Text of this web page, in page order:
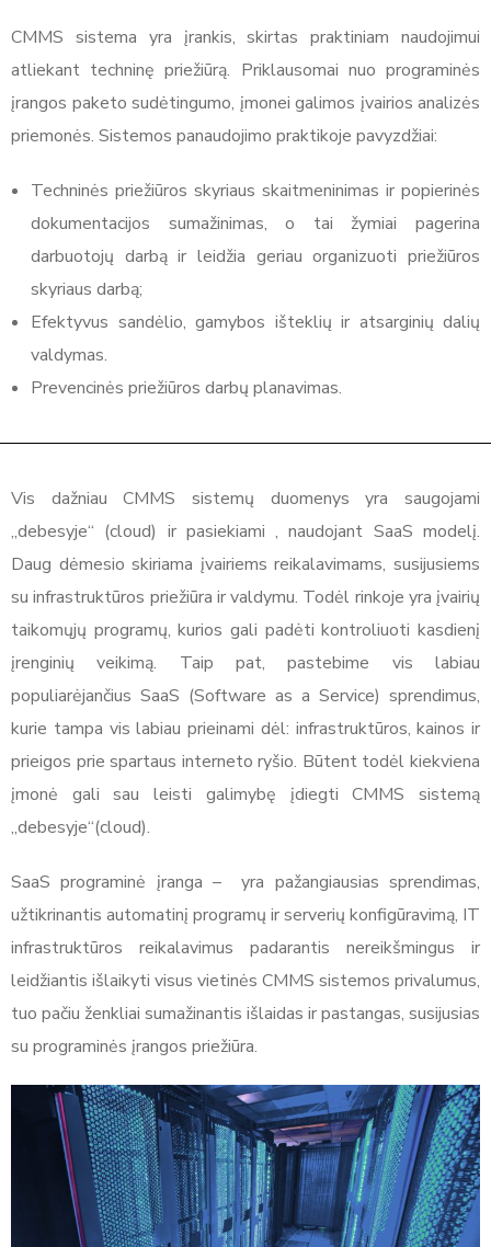
CMMS sistema yra įrankis, skirtas praktiniam naudojimui
atliekant techninę priežiūrą. Priklausomai nuo programinės
įrangos paketo sudėtingumo, įmonei galimos įvairios analizės
priemonės. Sistemos panaudojimo praktikoje pavyzdžiai:
Techninės priežiūros skyriaus skaitmeninimas ir popierinės
dokumentacijos sumažinimas, o tai žymiai pagerina
darbuotojų darbą ir leidžia geriau organizuoti priežiūros
skyriaus darbą;
Efektyvus sandėlio, gamybos išteklių ir atsarginių dalių
valdymas.
Prevencinės priežiūros darbų planavimas.
Vis dažniau CMMS sistemų duomenys yra saugojami
„debesyje“ (cloud) ir pasiekiami , naudojant SaaS modelį.
Daug dėmesio skiriama įvairiems reikalavimams, susijusiems
su infrastruktūros priežiūra ir valdymu. Todėl rinkoje yra įvairių
taikomųjų programų, kurios gali padėti kontroliuoti kasdienį
įrenginių veikimą. Taip pat, pastebime vis labiau
populiarėjančius SaaS (Software as a Service) sprendimus,
kurie tampa vis labiau prieinami dėl: infrastruktūros, kainos ir
prieigos prie spartaus interneto ryšio. Būtent todėl kiekviena
įmonė gali sau leisti galimybę įdiegti CMMS sistemą
„debesyje“(cloud).
SaaS programinė įranga – yra pažangiausias sprendimas,
užtikrinantis automatinį programų ir serverių konfigūravimą, IT
infrastruktūros reikalavimus padarantis nereikšmingus ir
leidžiantis išlaikyti visus vietinės CMMS sistemos privalumus,
tuo pačiu ženkliai sumažinantis išlaidas ir pastangas, susijusias
su programinės įrangos priežiūra.